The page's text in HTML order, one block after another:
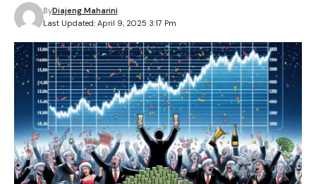
Last Updated: April 9, 2025 3:17 Pm
ByDiajeng Maharini